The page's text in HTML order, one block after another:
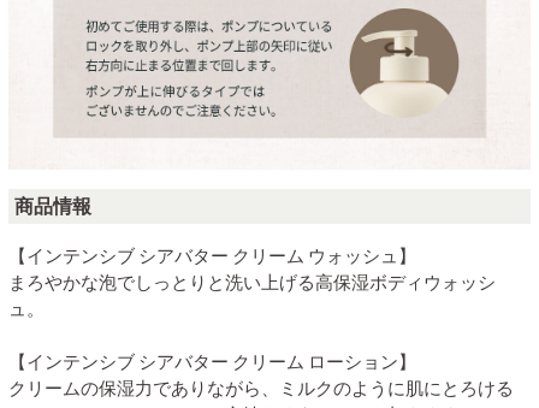
商品情報
【インテンシブ シアバター クリーム ウォッシュ】
まろやかな泡でしっとりと洗い上げる高保湿ボディウォッシ
ュ。
【インテンシブ シアバター クリーム ローション】
クリームの保湿力でありながら、ミルクのように肌にとろける